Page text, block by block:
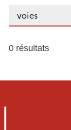
Rechercher...
0 résultats